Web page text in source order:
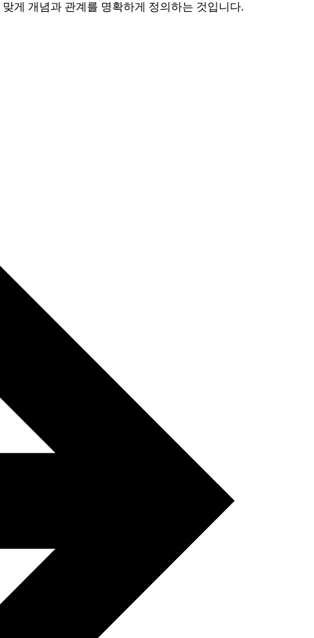
게 개념과 관계를 명확하게 정의하는 것입니다.